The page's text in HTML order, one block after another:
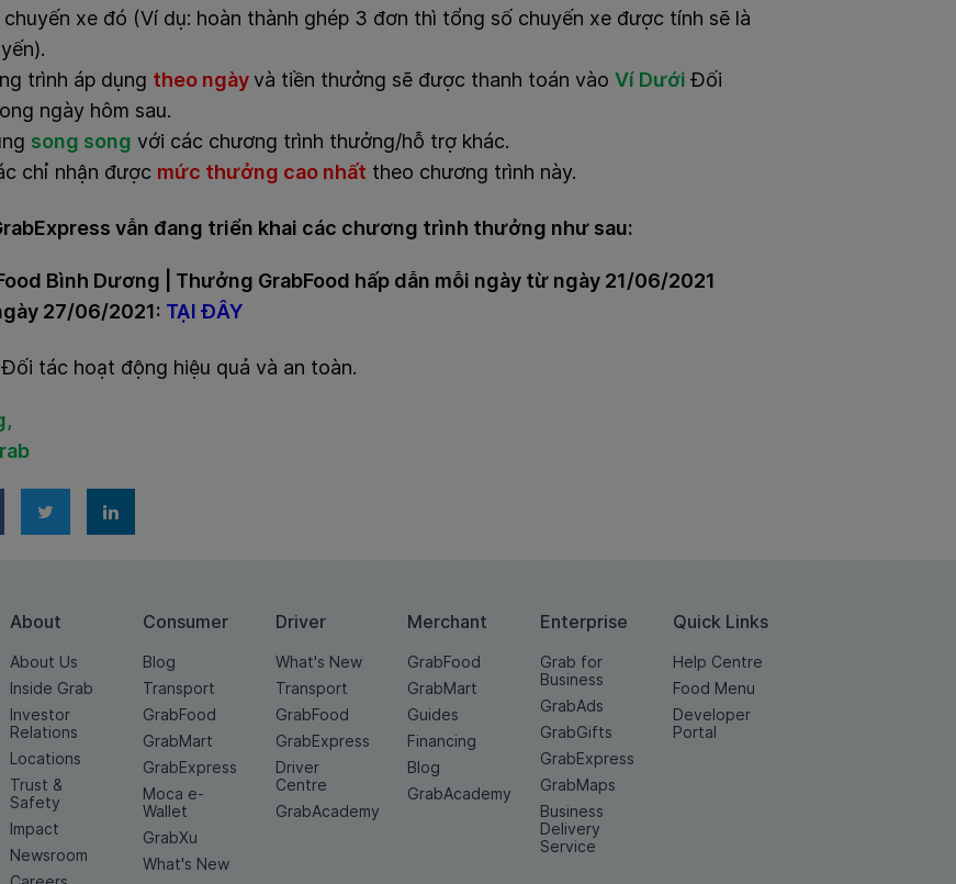
xe đó (Ví dụ: hoàn thành ghép 3 đơn thì tổng số chuyến xe được tính sẽ là
trình áp dụng theo ngàyvà tiền thưởng sẽ được thanh toán vào Ví Dưới Đối
ngày hôm sau.
song song với các chương trình thưởng/hỗ trợ khác.
chỉ nhận được mức thưởng cao nhất theo chương trình này.
vẫn đang triển khai các chương trình thưởng như sau:
Bình Dương | Thưởng GrabFood hấp dẫn mỗi ngày từ ngày 21/06/2021
27/06/2021: TẠI ĐÂY
tác hoạt động hiệu quả và an toàn.
About
About Us
Inside Grab
Investor
Relations
Locations
Trust &
Safety
Impact
Newsroom
Consumer
Blog
Transport
GrabFood
GrabMart
GrabExpress
Moca e-
Wallet
GrabXu
What's New
Driver
What's New
Transport
GrabFood
GrabExpress
Driver
Centre
GrabAcademy
Merchant
GrabFood
GrabMart
Guides
Financing
Blog
GrabAcademy
Enterprise
Grab for
Business
GrabAds
GrabGifts
GrabExpress
GrabMaps
Business
Delivery
Service
Quick Links
Help Centre
Food Menu
Developer
Portal